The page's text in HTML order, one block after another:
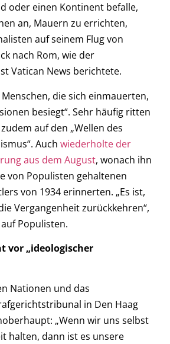
oder einen Kontinent befalle,
an, Mauern zu errichten,
auf seinem Flug von
nach Rom, wie der
Vatican News berichtete.
die sich einmauerten,
besiegt“. Sehr häufig ritten
auf den „Wellen des
Auch wiederholte der
aus dem August, wonach ihn
von Populisten gehaltenen
von 1934 erinnerten. „Es ist,
Vergangenheit zurückkehren“,
Populisten.
vor „ideologischer
Nationen und das
in Den Haag
„Wenn wir uns selbst
halten, dann ist es unsere